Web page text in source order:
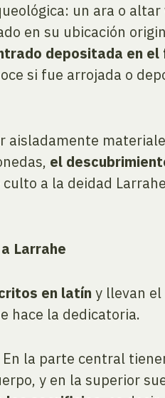
un ara o
en su ubicación
depositada en
si fue arrojada o
el
culto a la deidad
Larrahe
en latín y llevan
hace la dedicatoria.
En la parte central
y en la superior